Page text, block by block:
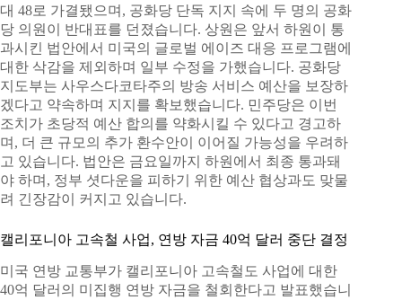
대 48로 가결됐으며, 공화당 단독 지지 속에 두 명의 공화
당 의원이 반대표를 던졌습니다. 상원은 앞서 하원이 통
과시킨 법안에서 미국의 글로벌 에이즈 대응 프로그램에
대한 삭감을 제외하며 일부 수정을 가했습니다. 공화당
지도부는 사우스다코타주의 방송 서비스 예산을 보장하
겠다고 약속하며 지지를 확보했습니다. 민주당은 이번
조치가 초당적 예산 합의를 약화시킬 수 있다고 경고하
며, 더 큰 규모의 추가 환수안이 이어질 가능성을 우려하
고 있습니다. 법안은 금요일까지 하원에서 최종 통과돼
야 하며, 정부 셧다운을 피하기 위한 예산 협상과도 맞물
려 긴장감이 커지고 있습니다.
캘리포니아 고속철 사업, 연방 자금 40억 달러 중단 결정
미국 연방 교통부가 캘리포니아 고속철도 사업에 대한
40억 달러의 미집행 연방 자금을 철회한다고 발표했습니